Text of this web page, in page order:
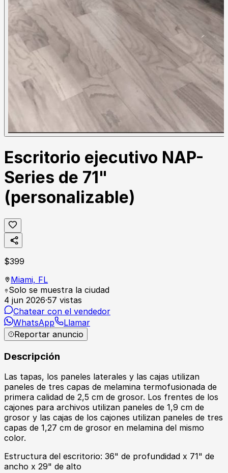
Escritorio ejecutivo NAP-
Series de 71"
(personalizable)
$399
Miami, FL
Solo se muestra la ciudad
4 jun 2026·57 vistas
Chatear con el vendedor
WhatsApp
Llamar
Reportar anuncio
Descripción
Las tapas, los paneles laterales y las cajas utilizan
paneles de tres capas de melamina termofusionada de
primera calidad de 2,5 cm de grosor. Los frentes de los
cajones para archivos utilizan paneles de 1,9 cm de
grosor y las cajas de los cajones utilizan paneles de tres
capas de 1,27 cm de grosor en melamina del mismo
color.
Estructura del escritorio: 36" de profundidad x 71" de
ancho x 29" de alto